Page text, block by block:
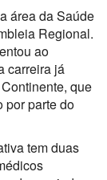
área da Saúde
Regional.
ao
carreira já
que
por parte do
tem duas